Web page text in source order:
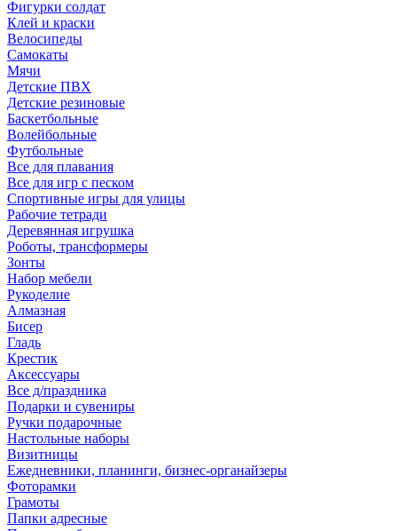
Фигурки солдат
Клей и краски
Велосипеды
Самокаты
Мячи
Детские ПВХ
Детские резиновые
Баскетбольные
Волейбольные
Футбольные
Все для плавания
Все для игр с песком
Спортивные игры для улицы
Рабочие тетради
Деревянная игрушка
Роботы, трансформеры
Зонты
Набор мебели
Рукоделие
Алмазная
Бисер
Гладь
Крестик
Аксессуары
Все д/праздника
Подарки и сувениры
Ручки подарочные
Настольные наборы
Визитницы
Ежедневники, планинги, бизнес-органайзеры
Фоторамки
Грамоты
Папки адресные